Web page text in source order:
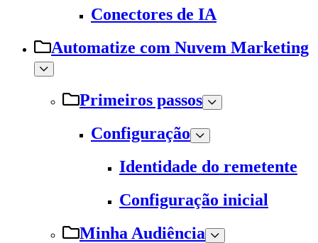
Conectores de IA
Automatize com Nuvem Marketing
Primeiros passos
Configuração
Identidade do remetente
Configuração inicial
Minha Audiência